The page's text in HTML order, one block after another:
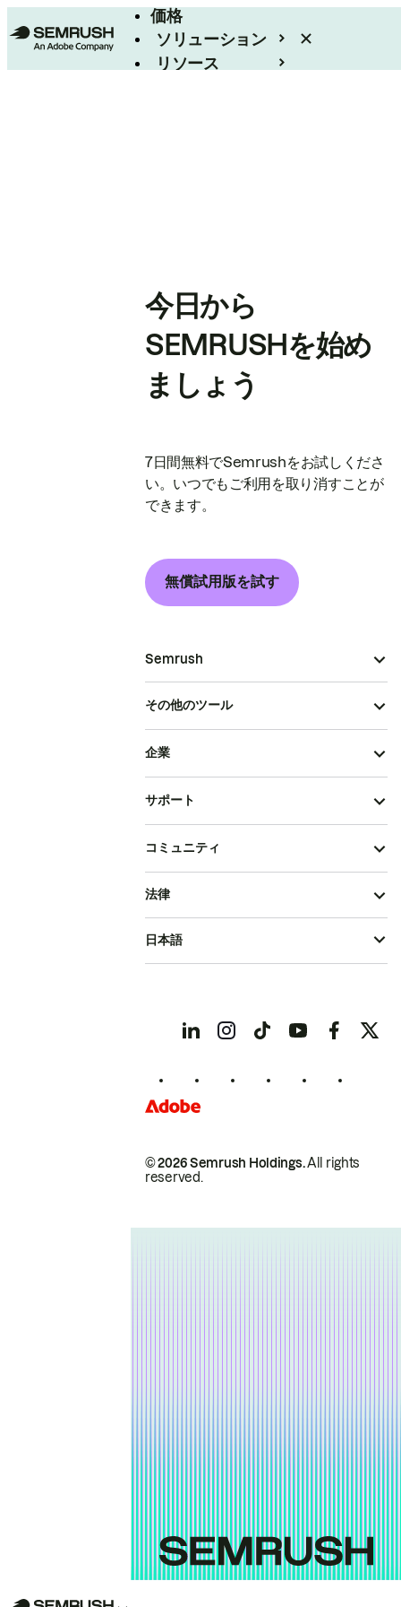
価格
ソリューション
リソース
今日から
SEMRUSHを始め
ましょう
7日間無料でSemrushをお試しくださ
い。いつでもご利用を取り消すことが
できます。
無償試用版を試す
Semrush
その他のツール
企業
サポート
コミュニティ
© 2026 Semrush Holdings.All rights
reserved.
法律
日本語